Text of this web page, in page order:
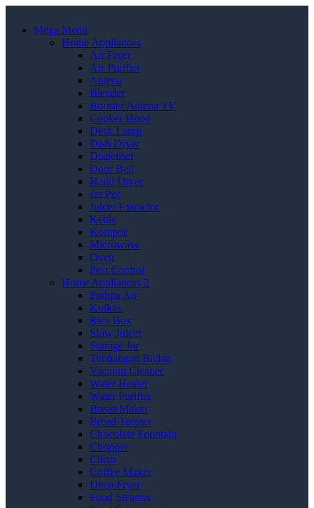
Mega Menu
Home Appliances
Air Fryer
Air Purifier
Antena
Blender
Booster Antena TV
Cooker Hood
Desk Lamp
Dish Dryer
Dispenser
Door Bell
Hand Dryer
Jar Pot
Juicer Extractor
Kettle
Kompor
Microwave
Oven
Pest Control
Home Appliances 2
Pompa Air
Kulkas
Rice Box
Slow Juicer
Storage Jar
Timbangan Badan
Vacuum Cleaner
Water Heater
Water Purifier
Bread Maker
Bread Toaster
Chocolate Fountain
Chopper
Citrus
Coffee Maker
Deep Fryer
Food Steamer